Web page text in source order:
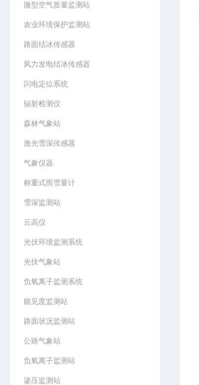
微型空气质量监测站
农业环境保护监测站
路面结冰传感器
风力发电结冰传感器
闪电定位系统
辐射检测仪
森林气象站
激光雪深传感器
气象仪器
称重式雨雪量计
雪深监测站
云高仪
光伏环境监测系统
光伏气象站
负氧离子监测系统
能见度监测站
路面状况监测站
公路气象站
负氧离子监测站
渗压监测站